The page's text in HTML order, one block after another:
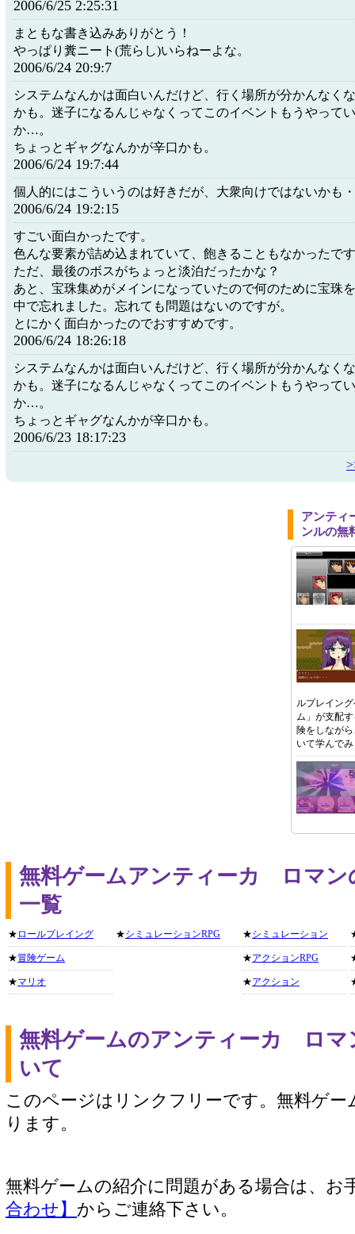
2006/6/25 2:25:31
まともな書き込みありがとう！
やっぱり糞ニート(荒らし)いらねーよな。
2006/6/24 20:9:7
システムなんかは面白いんだけど、行く場所が分かんなく
かも。迷子になるんじゃなくってこのイベントもうやって
か…。
ちょっとギャグなんかが辛口かも。
2006/6/24 19:7:44
個人的にはこういうのは好きだが、大衆向けではないかも
2006/6/24 19:2:15
すごい面白かったです。
色んな要素が詰め込まれていて、飽きることもなかったで
ただ、最後のボスがちょっと淡泊だったかな？
あと、宝珠集めがメインになっていたので何のために宝珠
中で忘れました。忘れても問題はないのですが。
とにかく面白かったのでおすすめです。
2006/6/24 18:26:18
システムなんかは面白いんだけど、行く場所が分かんなく
かも。迷子になるんじゃなくってこのイベントもうやって
か…。
ちょっとギャグなんかが辛口かも。
2006/6/23 18:17:23
アンティ
ンルの無
ルプレイン
ム」が支配
険をしなが
いて学んで
無料ゲームアンティーカ ロマン
一覧
★ ロールプレイング
★冒険ゲーム
★マリオ
★シミュレーションRPG ★シミュレーション
★アクションRPG
★アクション
無料ゲームのアンティーカ ロマ
いて
このページはリンクフリーです。無料ゲー
ります。
無料ゲームの紹介に問題がある場合は、お
合わせ】 からご連絡下さい。